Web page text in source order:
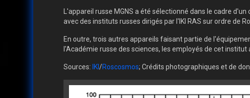
L'appareil russe MGNS a été sélectionné dans le cadre
avec des instituts russes dirigés par l'IKI RAS sur ordre de
En outre, trois autres appareils faisant partie de
l'Académie russe des sciences, les employés de cet
Sources: IKI/Roscosmos; Crédits photographiques et de